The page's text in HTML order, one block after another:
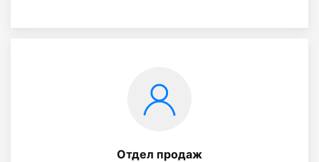
Отдел продаж